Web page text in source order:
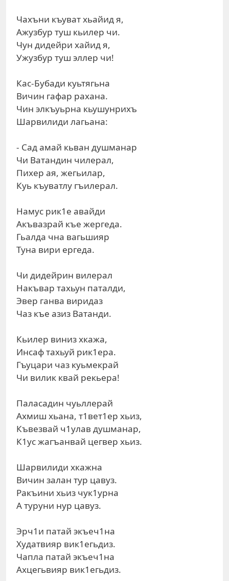
Чахъни къуват хьайид я,
Ажузбур туш кьилер чи.
Чун дидейри хайид я,
Ужузбур туш эллер чи!
Кас-Бубади куьтягьна
Вичин гафар рахана.
Чин элкъуьрна кьушунрихъ
Шарвилиди лагьана:
- Сад амай кьван душманар
Чи Ватандин чилерал,
Пихер ая, жегьилар,
Куь къуватлу гъилерал.
Намус рик1е авайди
Акъвазрай къе жергеда.
Гьалда чна вагьшияр
Туна вири ергеда.
Чи дидейрин вилерал
Накъвар тахьун паталди,
Эвер ганва виридаз
Чаз къе азиз Ватанди.
Кьилер виниз хкажа,
Инсаф тахьуй рик1ера.
Гъуцари чаз куьмекрай
Чи вилик квай рекьера!
Паласадин чуьллерай
Ахмиш хьана, т1вет1ер хьиз,
Къвезвай ч1улав душманар,
К1ус жагъанвай цегвер хьиз.
Шарвилиди хкажна
Вичин залан тур цавуз.
Ракъини хьиз чук1урна
А туруни нур цавуз.
Эрч1и патай экъеч1на
Худатвияр вик1егьдиз.
Чапла патай экъеч1на
Ахцегьвияр вик1егьдиз.